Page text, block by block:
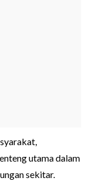
utama dalam
sekitar.